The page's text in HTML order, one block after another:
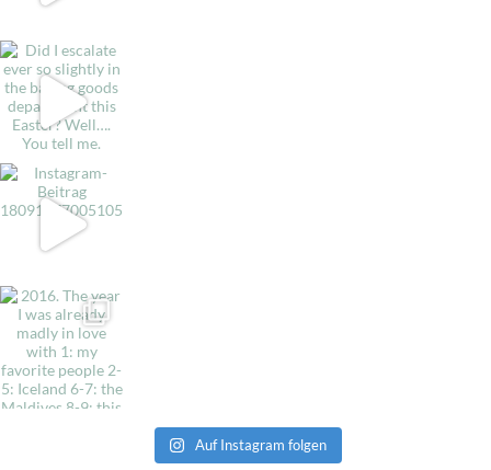
Auf Instagram folgen